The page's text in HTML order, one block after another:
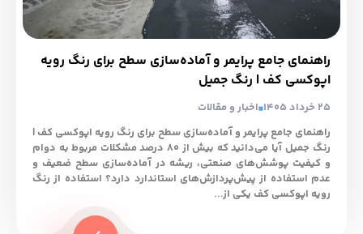
راهنمای جامع پرایمر و آماده‌سازی سطح برای رنگ رویه
اپوکسی کف | رنگ جمیل
25 خرداد 1405
اخبار و مقالات
راهنمای جامع پرایمر و آماده‌سازی سطح برای رنگ رویه اپوکسی کف |
رنگ جمیل آیا می‌دانید که بیش از ۸۰ درصد مشکلات مربوط به دوام
و کیفیت پوشش‌های صنعتی، ریشه در آماده‌سازی سطح ضعیف و
عدم استفاده از پیش‌پردازش‌های استاندارد دارد؟ استفاده از رنگ
رویه اپوکسی کف یکی از...